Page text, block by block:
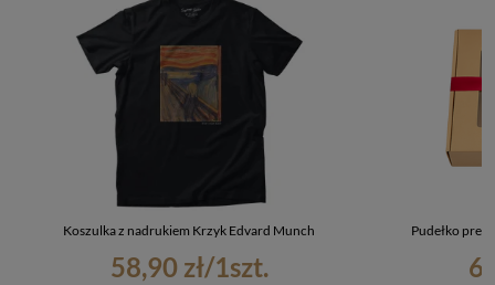
Koszulka z nadrukiem Krzyk Edvard Munch
58,90 zł/1szt.
Pudełko